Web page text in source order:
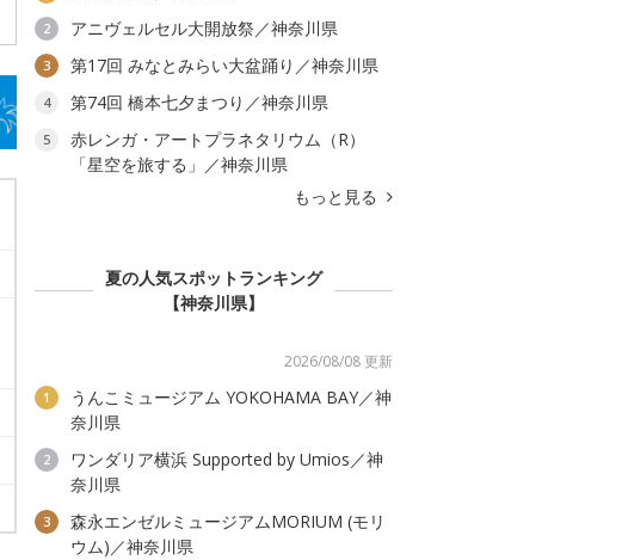
2 アニヴェルセル大開放祭／神奈川県
3 第17回 みなとみらい大盆踊り／神奈川県
4 第74回 橋本七夕まつり／神奈川県
5
赤レンガ・アートプラネタリウム（R）
「星空を旅する」／神奈川県
もっと見る
夏の人気スポットランキング
【神奈川県】
2026/08/08 更新
1
うんこミュージアム YOKOHAMA BAY／神
奈川県
2
ワンダリア横浜 Supported by Umios／神
奈川県
3
森永エンゼルミュージアムMORIUM (モリ
ウム)／神奈川県